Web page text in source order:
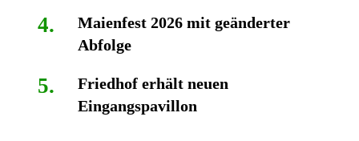
Maienfest 2026 mit geänderter
Abfolge
Friedhof erhält neuen
Eingangspavillon